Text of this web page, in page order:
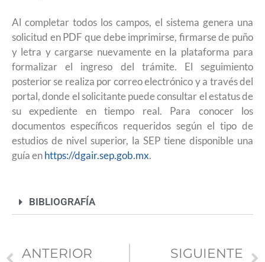
Al completar todos los campos, el sistema genera una
solicitud en PDF que debe imprimirse, firmarse de puño
y letra y cargarse nuevamente en la plataforma para
formalizar el ingreso del trámite. El seguimiento
posterior se realiza por correo electrónico y a través del
portal, donde el solicitante puede consultar el estatus de
su expediente en tiempo real. Para conocer los
documentos específicos requeridos según el tipo de
estudios de nivel superior, la SEP tiene disponible una
guía enhttps://dgair.sep.gob.mx.
BIBLIOGRAFÍA
ANTERIOR SIGUIENTE